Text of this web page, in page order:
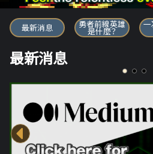
勇者前線英雄
最新消息 勇者前線英雄
是什麼？
最新消息